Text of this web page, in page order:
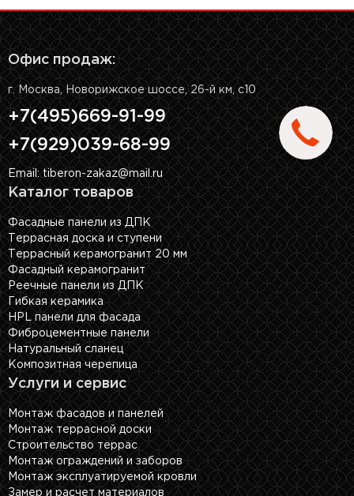
Офис продаж:
г. Москва, Новорижское шоссе, 26-й км, с10
+7(495)669-91-99
+7(929)039-68-99
Email: tiberon-zakaz@mail.ru
Каталог товаров
Фасадные панели из ДПК
Террасная доска и ступени
Террасный керамогранит 20 мм
Фасадный керамогранит
Реечные панели из ДПК
Гибкая керамика
HPL панели для фасада
Фиброцементные панели
Натуральный сланец
Композитная черепица
Услуги и сервис
Монтаж фасадов и панелей
Монтаж террасной доски
Строительство террас
Монтаж ограждений и заборов
Монтаж эксплуатируемой кровли
Замер и расчет материалов